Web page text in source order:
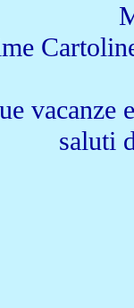
vacanze
saluti